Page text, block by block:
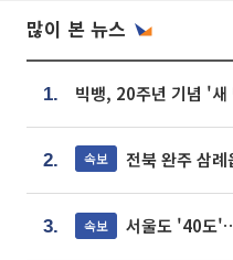
많이 본 뉴스
1.
2. 속보 전북 완주 삼
3. 속보 서울도 '40도